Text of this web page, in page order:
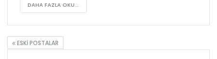
DAHA FAZLA OKU...
ESKI POSTALAR